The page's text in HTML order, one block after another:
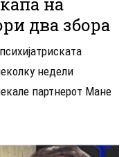
два збора
недели
партнерот Мане